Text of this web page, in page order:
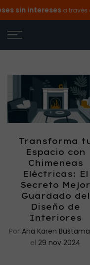
Ir
al
contenido
sin interesesa través
Transforma
Espacio con
Chimeneas
Eléctricas: El
Secreto Mejor
Guardado del
Diseño de
Interiores
Por Ana Karen
el 29 nov 2024